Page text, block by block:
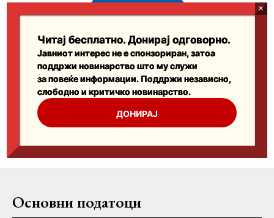
Основни податоци